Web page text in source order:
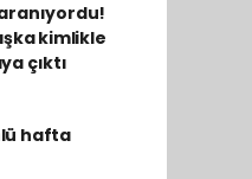
kimlikle
çıktı
hafta